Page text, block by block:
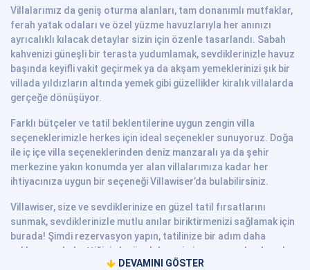
Villalarımız da geniş oturma alanları, tam donanımlı mutfaklar,
ferah yatak odaları ve özel yüzme havuzlarıyla her anınızı
ayrıcalıklı kılacak detaylar sizin için özenle tasarlandı. Sabah
kahvenizi güneşli bir terasta yudumlamak, sevdiklerinizle havuz
başında keyifli vakit geçirmek ya da akşam yemeklerinizi şık bir
villada yıldızların altında yemek gibi güzellikler kiralık villalarda
gerçeğe dönüşüyor.
Farklı bütçeler ve tatil beklentilerine uygun zengin villa
seçeneklerimizle herkes için ideal seçenekler sunuyoruz. Doğa
ile iç içe villa seçeneklerinden deniz manzaralı ya da şehir
merkezine yakın konumda yer alan villalarımıza kadar her
ihtiyacınıza uygun bir seçeneği Villawiser’da bulabilirsiniz.
Villawiser, size ve sevdiklerinize en güzel tatil fırsatlarını
sunmak, sevdiklerinizle mutlu anılar biriktirmenizi sağlamak için
burada! Şimdi rezervasyon yapın, tatilinize bir adım daha
yaklaşın ve hak ettiğiniz bu özel deneyimi yaşamaya başlayın!
DEVAMINI GÖSTER